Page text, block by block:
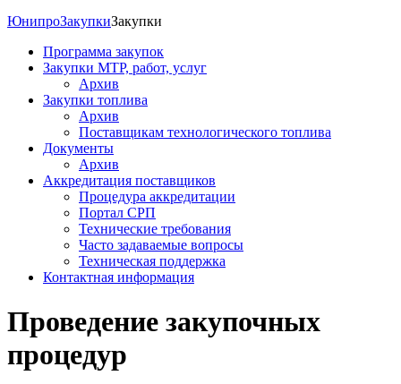
ЮнипроЗакупкиЗакупки
Программа закупок
Закупки МТР, работ, услуг
Архив
Закупки топлива
Архив
Поставщикам технологического топлива
Документы
Архив
Аккредитация поставщиков
Процедура аккредитации
Портал СРП
Технические требования
Часто задаваемые вопросы
Техническая поддержка
Контактная информация
Проведение закупочных
процедур